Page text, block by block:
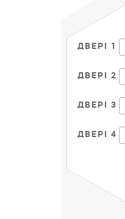
ДВЕРІ 1
ДВЕРІ 2
ДВЕРІ 3
ДВЕРІ 4